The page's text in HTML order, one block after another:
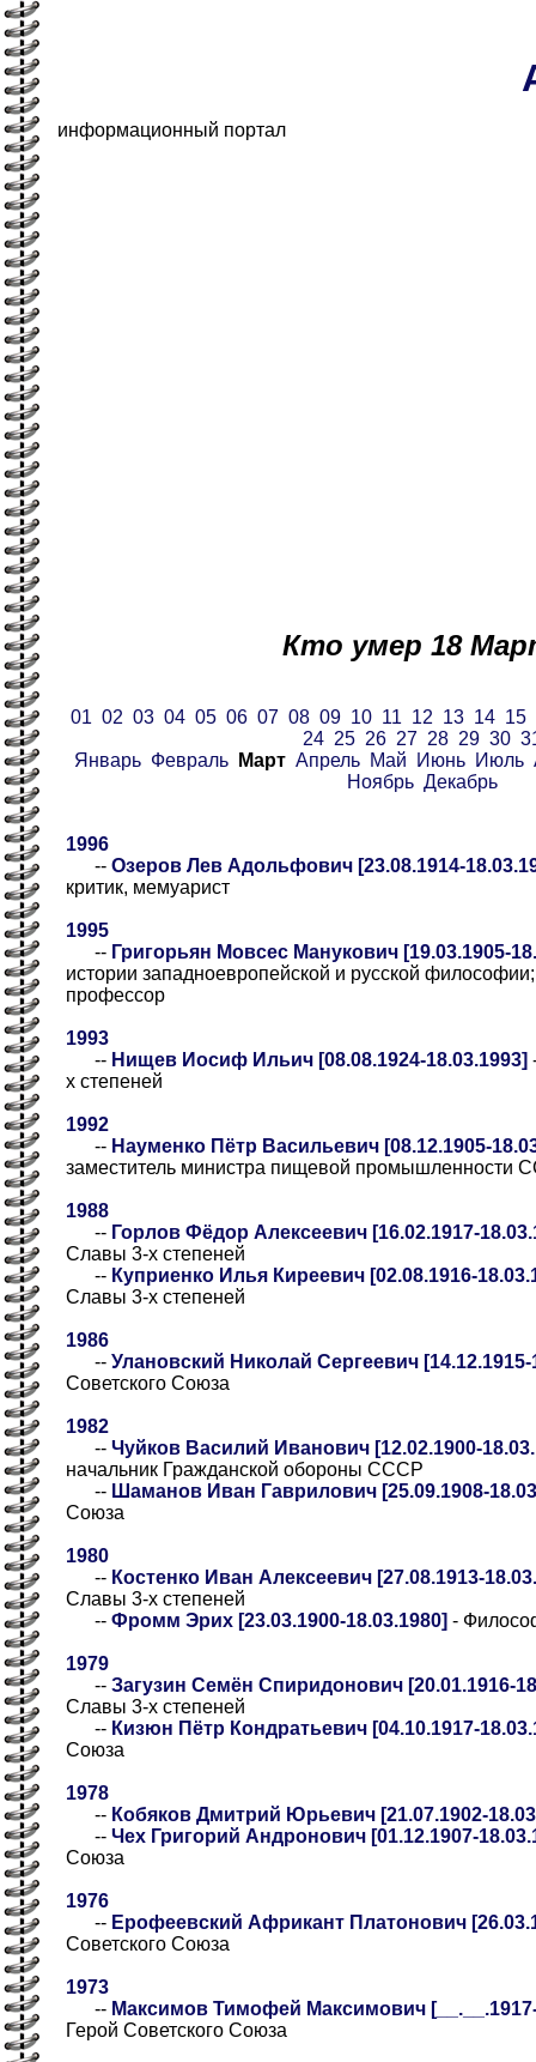
информационный портал
Кто умер 18
01 02 03 04 05 06 07 08 09 10 11 12 13 14 15
24 25 26 27 28 29 30
Январь Февраль Март Апрель Май Июнь Июль
Ноябрь Декабрь
1996
-- Озеров Лев Адольфович [23.08.1914-
критик, мемуарист
1995
-- Григорьян Мовсес Манукович [19.03.1905-
истории западноевропейской и русской
профессор
1993
-- Нищев Иосиф Ильич [08.08.1924-18.03.1993]
х степеней
1992
-- Науменко Пётр Васильевич [08.12.1905-
заместитель министра пищевой промышленности
1988
-- Горлов Фёдор Алексеевич [16.02.1917-
Славы 3-х степеней
-- Куприенко Илья Киреевич [02.08.1916-
Славы 3-х степеней
1986
-- Улановский Николай Сергеевич [14.12.1915-
Советского Союза
1982
-- Чуйков Василий Иванович [12.02.1900-
начальник Гражданской обороны СССР
-- Шаманов Иван Гаврилович [25.09.1908-
Союза
1980
-- Костенко Иван Алексеевич [27.08.1913-
Славы 3-х степеней
-- Фромм Эрих [23.03.1900-18.03.1980] -
1979
-- Загузин Семён Спиридонович [20.01.1916-
Славы 3-х степеней
-- Кизюн Пётр Кондратьевич [04.10.1917-
Союза
1978
-- Кобяков Дмитрий Юрьевич [21.07.1902-
-- Чех Григорий Андронович [01.12.1907-
Союза
1976
-- Ерофеевский Африкант Платонович
Советского Союза
1973
-- Максимов Тимофей Максимович [__.__.1917-
Герой Советского Союза